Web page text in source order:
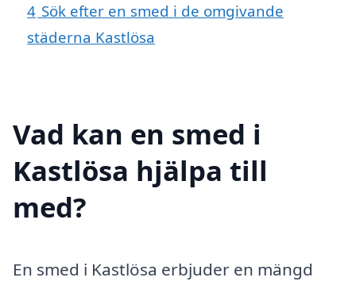
4 Sök efter en smed i de omgivande
städerna Kastlösa
Vad kan en smed i
Kastlösa hjälpa till
med?
En smed i Kastlösa erbjuder en mängd